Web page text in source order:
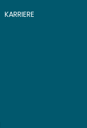
KARRIERE